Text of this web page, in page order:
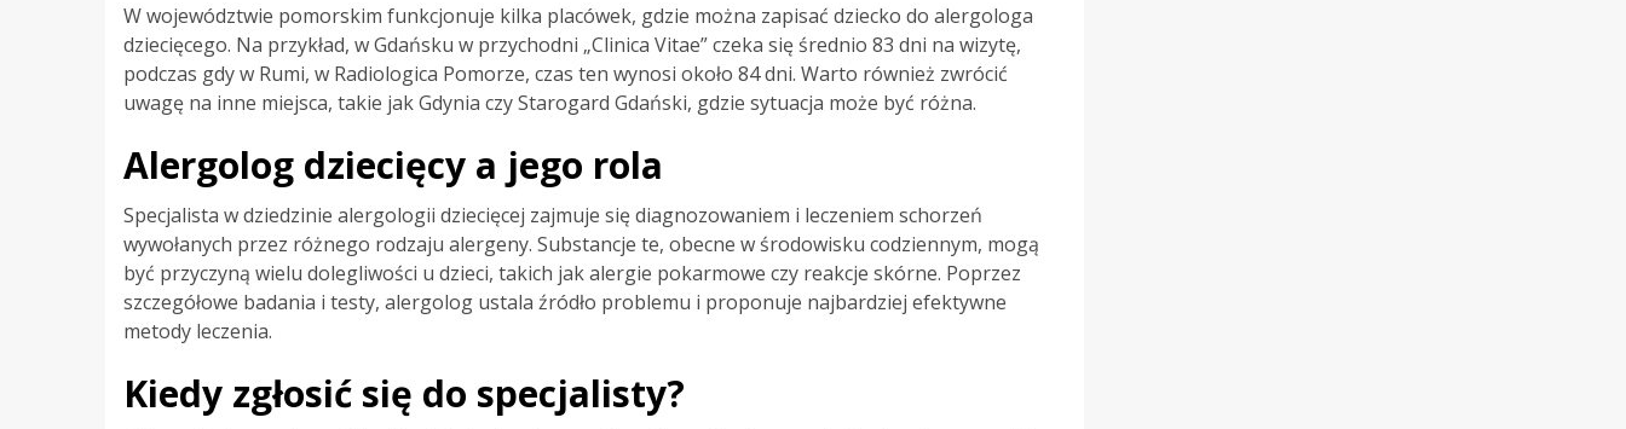
W województwie pomorskim funkcjonuje kilka placówek, gdzie można zapisać dziecko do alergologa
dziecięcego. Na przykład, w Gdańsku w przychodni „Clinica Vitae” czeka się średnio 83 dni na wizytę,
podczas gdy w Rumi, w Radiologica Pomorze, czas ten wynosi około 84 dni. Warto również zwrócić
uwagę na inne miejsca, takie jak Gdynia czy Starogard Gdański, gdzie sytuacja może być różna.
Alergolog dziecięcy a jego rola
Specjalista w dziedzinie alergologii dziecięcej zajmuje się diagnozowaniem i leczeniem schorzeń
wywołanych przez różnego rodzaju alergeny. Substancje te, obecne w środowisku codziennym, mogą
być przyczyną wielu dolegliwości u dzieci, takich jak alergie pokarmowe czy reakcje skórne. Poprzez
szczegółowe badania i testy, alergolog ustala źródło problemu i proponuje najbardziej efektywne
metody leczenia.
Kiedy zgłosić się do specjalisty?